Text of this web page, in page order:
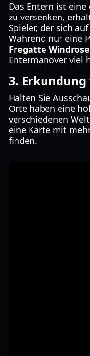
Das Entern ist
zu versenken,
Spieler, der sich
Während nur eine
Fregatte
Entermanöver viel
3. Erkundung
Halten Sie
Orte haben eine
verschiedenen
eine Karte mit
finden.